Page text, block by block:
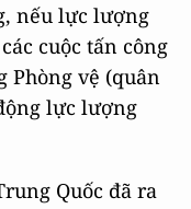
nếu lực lượng
cuộc tấn công
vệ (quân
lực lượng
Quốc đã ra